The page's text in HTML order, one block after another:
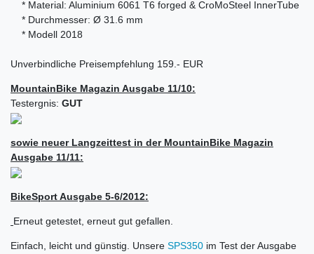
* Material: Aluminium 6061 T6 forged & CroMoSteel InnerTube
* Durchmesser: Ø 31.6 mm
* Modell 2018
Unverbindliche Preisempfehlung 159.- EUR
MountainBike Magazin Ausgabe 11/10:
Testergnis: GUT
sowie neuer Langzeittest in der MountainBike Magazin
Ausgabe 11/11:
BikeSport Ausgabe 5-6/2012:
Erneut getestet, erneut gut gefallen.
Einfach, leicht und günstig. Unsere SPS350 im Test der Ausgabe